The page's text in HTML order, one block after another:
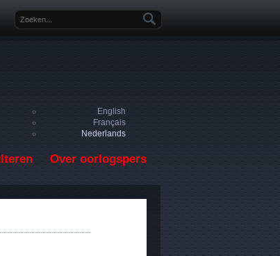
Zoekveld
English
Français
Nederlands
Over oorlogspers